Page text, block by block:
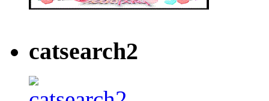
catsearch2